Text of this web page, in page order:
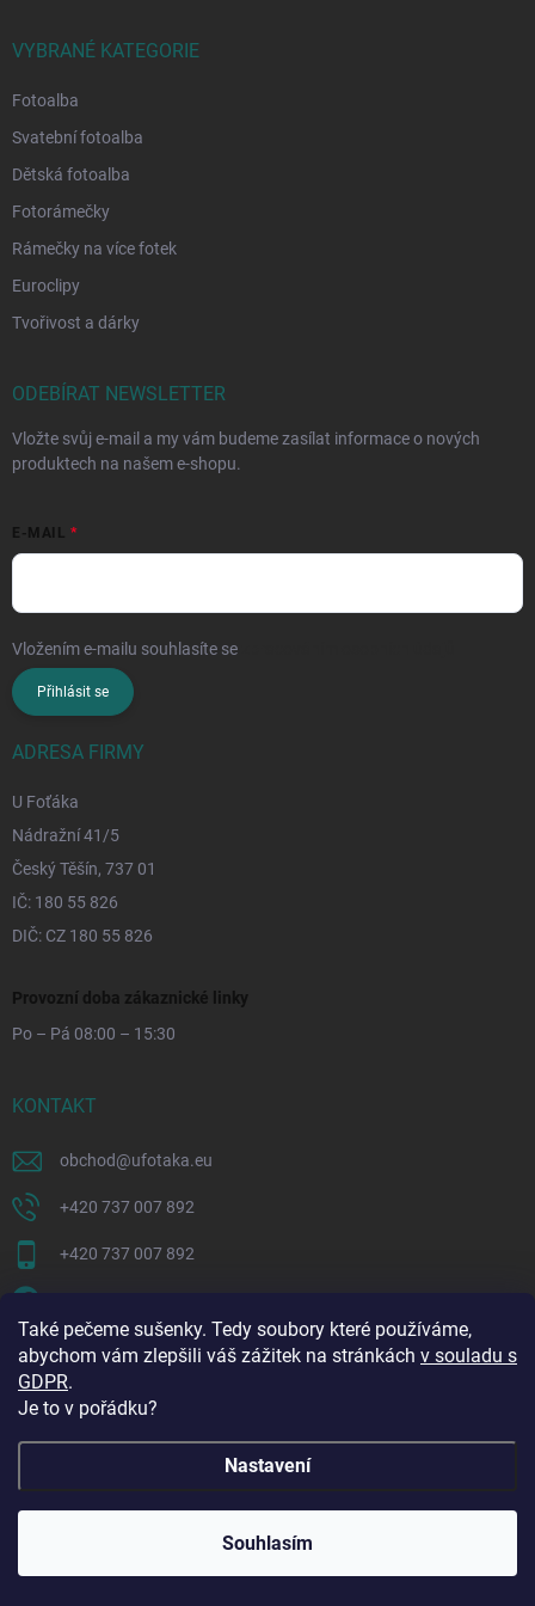
Také pečeme sušenky. Tedy soubory které používáme,
abychom vám zlepšili váš zážitek na stránkách v souladu s
GDPR.
Je to v pořádku?
Nastavení
Souhlasím
🔥 Vinylová alba ve slevě až -68 %! Dopřejte svým
VYBRANÉ KATEGORIE
Fotoalba
Svatební fotoalba
Dětská fotoalba
Fotorámečky
Rámečky na více fotek
Euroclipy
Tvořivost a dárky
ODEBÍRAT NEWSLETTER
Vložte svůj e-mail a my vám budeme zasílat informace o nových
produktech na našem e-shopu.
E-MAIL
Vložením e-mailu souhlasíte se
Přihlásit se
ADRESA FIRMY
U Foťáka
Nádražní 41/5
Český Těšín, 737 01
IČ: 180 55 826
DIČ: CZ 180 55 826
Provozní doba zákaznické linky
Po – Pá 08:00 – 15:30
KONTAKT
obchod@ufotaka.eu
+420 737 007 892
+420 737 007 892
ufotaka